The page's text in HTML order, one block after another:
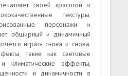
своей красотой и
текстуры,
персонажи и
обширный и динамичный
играть снова и снова.
такие как световые
климатические эффекты,
и динамичности в